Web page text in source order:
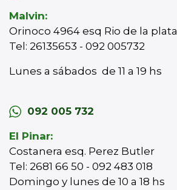
Malvin:
Orinoco 4964 esq Rio de la plata
Tel: 26135653 - 092 005732
Lunes a sábados de 11 a 19 hs
092 005 732
El Pinar:
Costanera esq. Perez Butler
Tel: 2681 66 50 - 092 483 018
Domingo y lunes de 10 a 18 hs